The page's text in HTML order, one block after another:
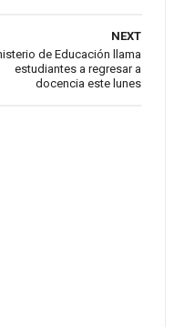
NEXT
de Educación llama
estudiantes a regresar a
docencia este lunes